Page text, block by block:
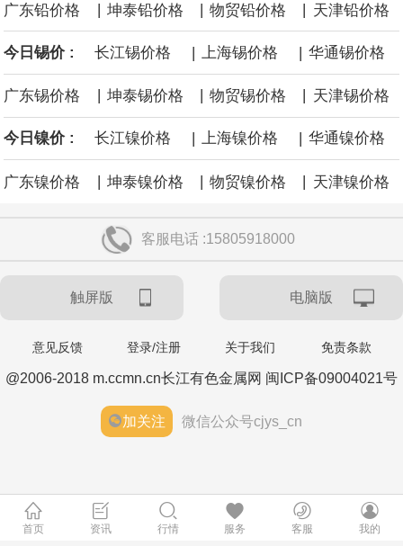
元上方的盘整区间中进一步上涨。
海力士：龙仁工厂将生产高带宽内存（HBM）及其他下一代动态随
广东铅价格 坤泰铅价格 物贸铅价格 天津铅价格
今日锡价 : 长江锡价格 | 上海锡价格 | 华通锡价格
广东锡价格 坤泰锡价格 物贸锡价格 天津锡价格
今日镍价 : 长江镍价格 | 上海镍价格 | 华通镍价格
广东镍价格 | 坤泰镍价格 | 物贸镍价格 | 天津镍价格
客服电话 :15805918000
触屏版 电脑版
意见反馈 登录/注册 关于我们 免责条款
@2006-2018 m.ccmn.cn长江有色金属网 闽ICP备09004021号
加关注 微信公众号cjys_cn
首页 资讯 行情 服务 客服 我的